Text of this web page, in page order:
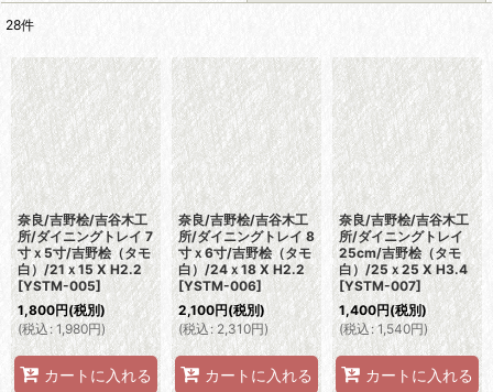
並び順 :
絞り込む
28件
奈良/吉野桧/吉谷木工
所/ダイニングトレイ 7
寸ｘ5寸/吉野桧（タモ
白）/21ｘ15 X H2.2
[YSTM-005]
1,800円(税別)
(税込: 1,980円)
カートに入れる
奈良/吉野桧/吉谷木工
所/ダイニングトレイ 8
寸ｘ6寸/吉野桧（タモ
白）/24ｘ18 X H2.2
[YSTM-006]
2,100円(税別)
(税込: 2,310円)
カートに入れる
奈良/吉野桧/吉谷木工
所/ダイニングトレイ
25cm/吉野桧（タモ
白）/25ｘ25 X H3.4
[YSTM-007]
1,400円(税別)
(税込: 1,540円)
カートに入れる